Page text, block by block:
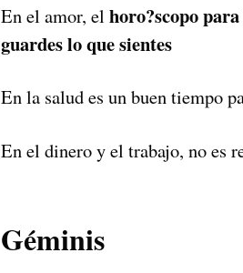
En el amor, el horo?scopo
guardes lo que sientes
En la salud es un buen tiempo
En el dinero y el trabajo, no es
Géminis